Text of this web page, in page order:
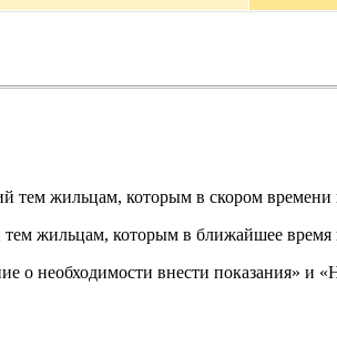
жильцам, которым в скором времени
жильцам, которым в ближайшее время
необходимости внести показания» и